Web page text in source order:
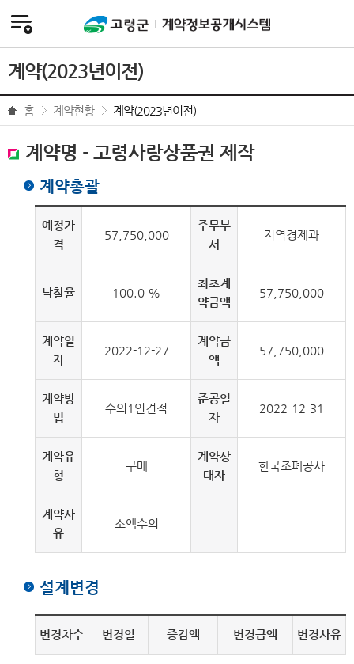
전체메뉴
계약(2023년이전)
홈 계약현황 계약(2023년이전)
계약명 - 고령사랑상품권 제작
계약총괄
예정가
격
57,750,000
주무부
서
지역경제과
낙찰율 100.0 %
최초계
약금액
57,750,000
계약일
자
2022-12-27
계약금
액
57,750,000
계약방
법
수의1인견적
준공일
자
2022-12-31
계약유
형
구매
계약상
대자
한국조폐공사
계약사
유
소액수의
설계변경
변경차수 변경일 증감액 변경금액 변경사유